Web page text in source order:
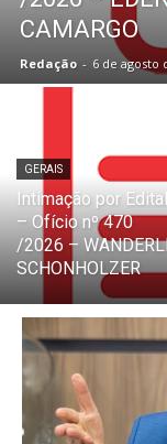
CAMARGO
Redação - 6 de agosto
GERAIS
Intimação por Edital
– Ofício nº 470
/2026 –
SCHONHOLZER